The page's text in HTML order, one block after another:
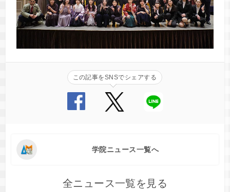
この記事をSNSでシェアする
学院ニュース一覧へ
全ニュース一覧を見る